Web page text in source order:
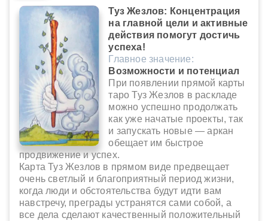
Туз Жезлов: Концентрация
на главной цели и активные
действия помогут достичь
успеха!
Главное значение:
Возможности и потенциал
При появлении прямой карты
таро Туз Жезлов в раскладе
можно успешно продолжать
как уже начатые проекты, так
и запускать новые — аркан
обещает им быстрое
продвижение и успех.
Карта Туз Жезлов в прямом виде предвещает
очень светлый и благоприятный период жизни,
когда люди и обстоятельства будут идти вам
навстречу, преграды устранятся сами собой, а
все дела сделают качественный положительный